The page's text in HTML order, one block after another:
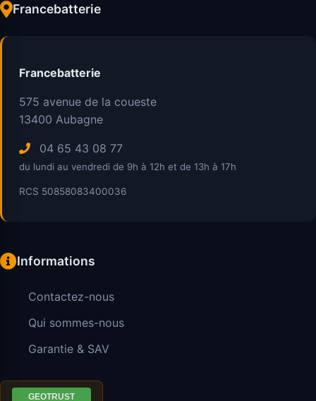
Francebatterie
Francebatterie
575 avenue de la coueste
13400 Aubagne
04 65 43 08 77
du lundi au vendredi de 9h à 12h et de 13h à 17h
RCS 50858083400036
Informations
Contactez-nous
Qui sommes-nous
Garantie & SAV